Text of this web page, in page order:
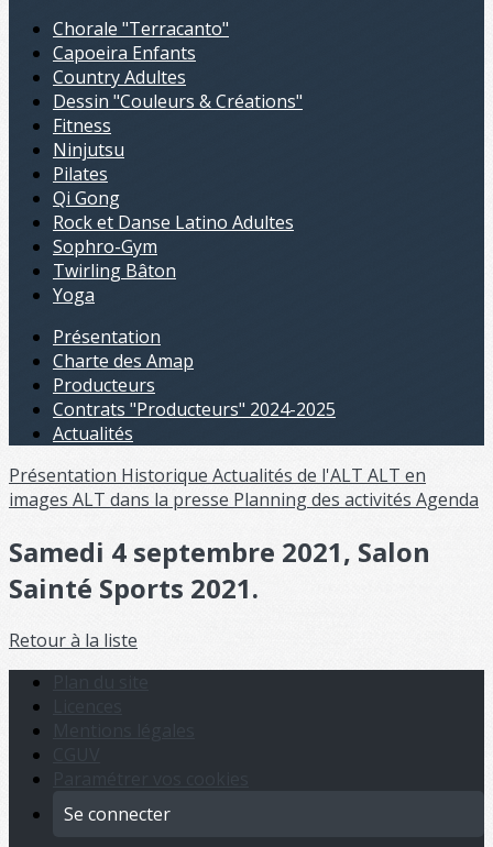
Chorale "Terracanto"
Capoeira Enfants
Country Adultes
Dessin "Couleurs & Créations"
Fitness
Ninjutsu
Pilates
Qi Gong
Rock et Danse Latino Adultes
Sophro-Gym
Twirling Bâton
Yoga
Présentation
Charte des Amap
Producteurs
Contrats "Producteurs" 2024-2025
Actualités
Présentation Historique Actualités de l'ALT ALT en
images ALT dans la presse Planning des activités Agenda
Samedi 4 septembre 2021, Salon
Sainté Sports 2021.
Retour à la liste
Se connecter